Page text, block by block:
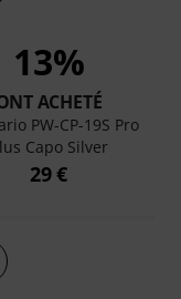
13%
ACHETÉ
PW-CP-19S Pro
Capo Silver
29 €